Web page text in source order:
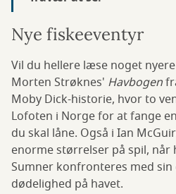
Nye fiskeeventyr
Vil du hellere læse noget
Morten Strøknes' Havbogen
Moby Dick-historie, hvor to
Lofoten i Norge for at fange
du skal låne. Også i Ian
enorme størrelser på spil, når
Sumner konfronteres med
dødelighed på havet.